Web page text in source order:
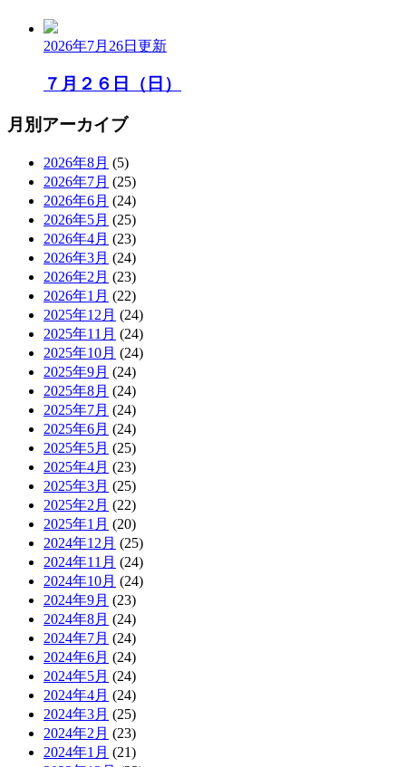
2026年7月26日 更新
７月２６日（日）
月別アーカイブ
2026年8月 (5)
2026年7月 (25)
2026年6月 (24)
2026年5月 (25)
2026年4月 (23)
2026年3月 (24)
2026年2月 (23)
2026年1月 (22)
2025年12月 (24)
2025年11月 (24)
2025年10月 (24)
2025年9月 (24)
2025年8月 (24)
2025年7月 (24)
2025年6月 (24)
2025年5月 (25)
2025年4月 (23)
2025年3月 (25)
2025年2月 (22)
2025年1月 (20)
2024年12月 (25)
2024年11月 (24)
2024年10月 (24)
2024年9月 (23)
2024年8月 (24)
2024年7月 (24)
2024年6月 (24)
2024年5月 (24)
2024年4月 (24)
2024年3月 (25)
2024年2月 (23)
2024年1月 (21)